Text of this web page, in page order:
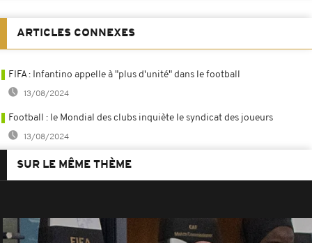
ARTICLES CONNEXES
FIFA : Infantino appelle à "plus d'unité" dans le football
13/08/2024
Football : le Mondial des clubs inquiète le syndicat des joueurs
13/08/2024
SUR LE MÊME THÈME